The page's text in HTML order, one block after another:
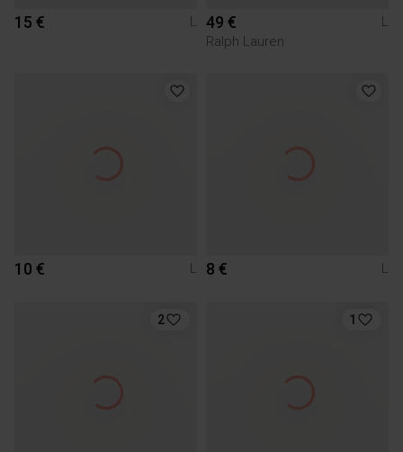
15 € L 49 €
L
Ralph Lauren
10 € L 8 € L
2 1